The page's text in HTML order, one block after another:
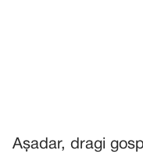
Așadar, dragi